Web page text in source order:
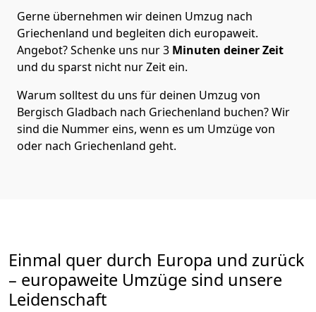
Gerne übernehmen wir deinen Umzug nach
Griechenland und begleiten dich europaweit.
Angebot? Schenke uns nur3 Minuten deiner Zeit
und du sparst nicht nur Zeit ein.
Warum solltest du uns für deinen Umzug von
Bergisch Gladbach nach Griechenland buchen? Wir
sind die Nummer eins, wenn es um Umzüge von
oder nach Griechenland geht.
Einmal quer durch Europa und zurück
– europaweite Umzüge sind unsere
Leidenschaft